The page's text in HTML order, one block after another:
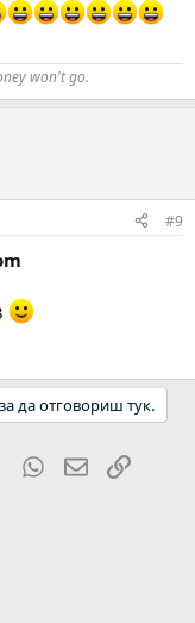
won't go.
#9
да отговориш тук.
Tumblr WhatsApp
EmailLink